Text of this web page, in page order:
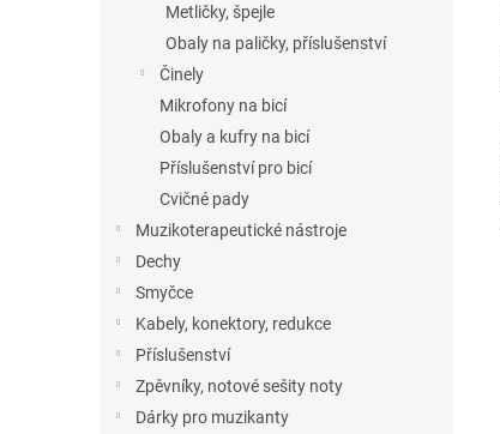
Metličky, špejle
Obaly na paličky, příslušenství
Činely
Mikrofony na bicí
Obaly a kufry na bicí
Příslušenství pro bicí
Cvičné pady
Muzikoterapeutické nástroje
Dechy
Smyčce
Kabely, konektory, redukce
Příslušenství
Zpěvníky, notové sešity noty
Dárky pro muzikanty